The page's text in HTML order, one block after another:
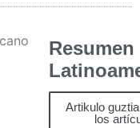
Resumen
Artikulo
los